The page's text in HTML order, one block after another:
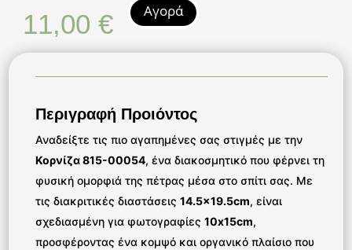
11,00€ Αγορά
Περιγραφή Προιόντος
Αναδείξτε τις πιο αγαπημένες σας στιγμές με την
Κορνίζα 815-00054, ένα διακοσμητικό που φέρνει τη
φυσική ομορφιά της πέτρας μέσα στο σπίτι σας. Με
τις διακριτικές διαστάσεις14.5×19.5cm, είναι
σχεδιασμένη για φωτογραφίες10x15cm,
προσφέροντας ένα κομψό και οργανικό πλαίσιο που